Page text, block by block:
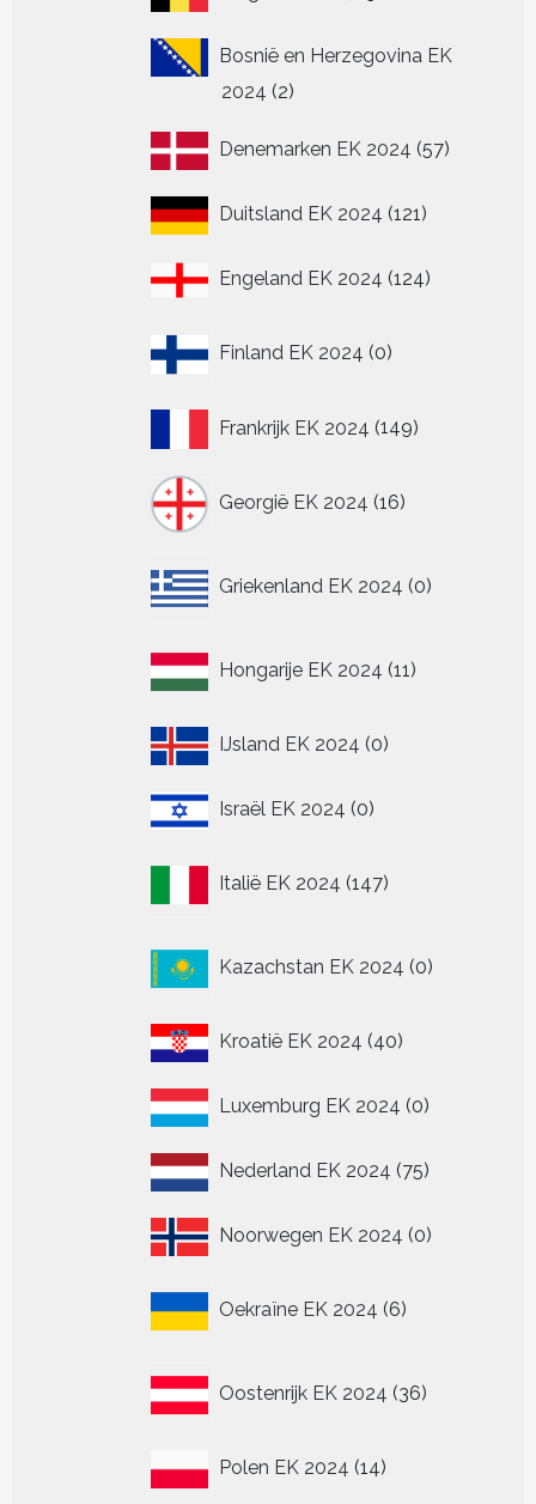
Bosnië en Herzegovina EK
2024 22
Denemarken EK 2024 5757
Duitsland EK 2024 121121
Engeland EK 2024 124124
Finland EK 2024 0
producten
Frankrijk EK 2024 149149
Georgië EK 2024 16
producten
Griekenland EK 2024 0
producten
Hongarije EK 2024 11
producten
IJsland EK 2024 00
Israël EK 2024 00
Italië EK 2024 147
producten
Kazachstan EK 2024 0
producten
Kroatië EK 2024 4040
Luxemburg EK 2024 00
Nederland EK 2024 7575
Noorwegen EK 2024 00
Oekraïne EK 2024 6
producten
Oostenrijk EK 2024 36
producten
Polen EK 2024 1414